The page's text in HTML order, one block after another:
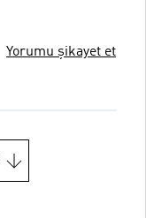
Yorumu şikayet et